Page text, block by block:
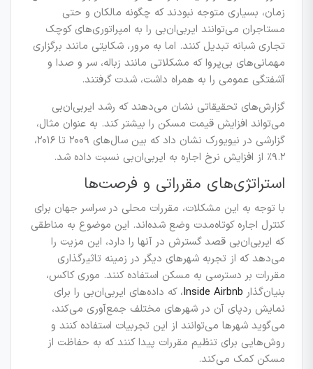
زمان، بسیاری متوجه نبودند که چگونه مالکان و حتی
مستاجران می‌توانند ایر‌بی‌ان‌بی را به امپراتوری‌های کوچک
تجاری شبانه تبدیل کنند. اما به مرور، شکایتی مانند برگزاری
مهمانی‌های بی‌پروا که مشکلاتی مانند زباله، سر و صدا و
آشفتگی عمومی را به همراه داشت، شدت گرفتند.
گزارش‌های تحقیقاتی نشان می‌دهند که رشد ایر‌بی‌ان‌بی
می‌تواند افزایش قیمت مسکن را بیشتر کند. به عنوان مثال،
گزارشی در نیویورک نشان داد که بین سال‌های ۲۰۰۹ تا ۲۰۱۶،
۹.۲٪ از افزایش نرخ اجاره به ایر‌بی‌ان‌بی نسبت داده شد.
استراتژی‌های مقرراتی و فرصت‌ها
با توجه به این مشکلات، مقررات محلی در سراسر جهان برای
کنترل اجاره کوتاه‌مدت وضع شده‌اند. این موضوع به مناطقی
که ایر‌بی‌ان‌بی قصد گسترش در آنها را دارد، این مزیت را
می‌دهد که از تجربه شهرهای دیگر در زمینه تاثیرگذاری
مقررات بر دسترسی به مسکن استفاده کنند. موری کاکس،
بنیان‌گذار Inside Airbnb، که داده‌های ایر‌بی‌ان‌بی را برای
نمایش ردپای آن در شهرهای مختلف جمع‌آوری می‌کند،
می‌گوید شهرها می‌توانند از این تجربیات استفاده کنند و
روش‌هایی برای تنظیم مقررات پیدا کنند که به حفاظت از
مسکن کمک می‌کند.